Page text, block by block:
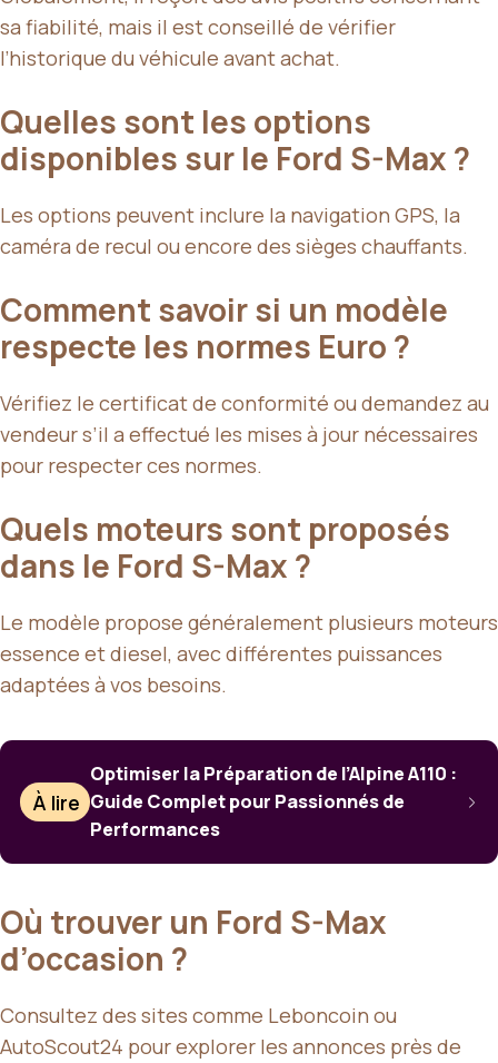
sa fiabilité, mais il est conseillé de vérifier
l’historique du véhicule avant achat.
Quelles sont les options
disponibles sur le Ford S-Max ?
Les options peuvent inclure la navigation GPS, la
caméra de recul ou encore des sièges chauffants.
Comment savoir si un modèle
respecte les normes Euro ?
Vérifiez le certificat de conformité ou demandez au
vendeur s’il a effectué les mises à jour nécessaires
pour respecter ces normes.
Quels moteurs sont proposés
dans le Ford S-Max ?
Le modèle propose généralement plusieurs moteurs
essence et diesel, avec différentes puissances
adaptées à vos besoins.
À lire
Optimiser la Préparation de l’Alpine A110 :
Guide Complet pour Passionnés de
Performances
Où trouver un Ford S-Max
d’occasion ?
Consultez des sites comme Leboncoin ou
AutoScout24 pour explorer les annonces près de